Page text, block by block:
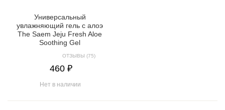
Универсальный
увлажняющий гель с алоэ
The Saem Jeju Fresh Aloe
Soothing Gel
ОТЗЫВЫ (75)
460 ₽
Нет в наличии